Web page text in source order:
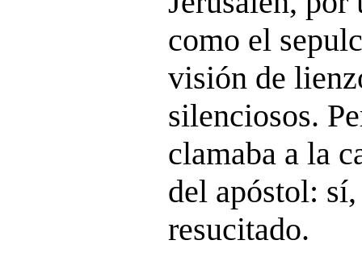
como el
visión de
silenciosos.
clamaba a la
del apóstol:
resucitado.